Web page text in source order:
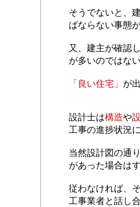
そうでないと、
ばならない事態
又、建主が確認
が多いのではな
「良い住宅」 が
設計士は構造や
工事の進捗状況
当然設計図の通
があった場合は
従わなければ、
工事業者と話し